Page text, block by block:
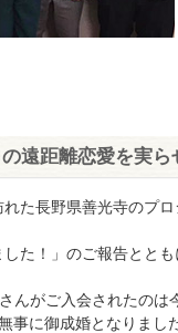
遠距離恋愛を実
た長野県善光寺のプ
た！」のご報告とと
んがご入会されたのは
事に御成婚となりました